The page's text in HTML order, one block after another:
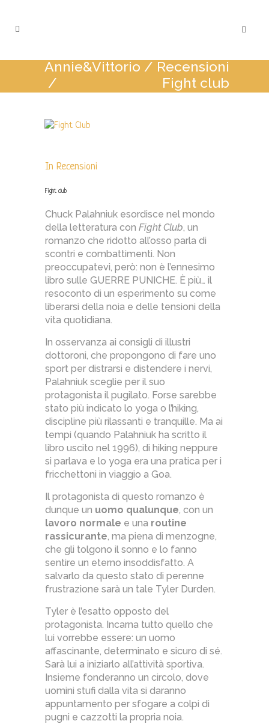
Annie&Vittorio / Recensioni
/
Fight club
In Recensioni
Fight club
Chuck Palahniuk esordisce nel mondo
della letteratura con Fight Club, un
romanzo che ridotto all’osso parla di
scontri e combattimenti. Non
preoccupatevi, però: non è l’ennesimo
libro sulle GUERRE PUNICHE. È più… il
resoconto di un esperimento su come
liberarsi della noia e delle tensioni della
vita quotidiana.
In osservanza ai consigli di illustri
dottoroni, che propongono di fare uno
sport per distrarsi e distendere i nervi,
Palahniuk sceglie per il suo
protagonista il pugilato. Forse sarebbe
stato più indicato lo yoga o l’hiking,
discipline più rilassanti e tranquille. Ma ai
tempi (quando Palahniuk ha scritto il
libro uscito nel 1996), di hiking neppure
si parlava e lo yoga era una pratica per i
fricchettoni in viaggio a Goa.
Il protagonista di questo romanzo è
dunque un uomo qualunque, con un
lavoro normale e una routine
rassicurante, ma piena di menzogne,
che gli tolgono il sonno e lo fanno
sentire un eterno insoddisfatto. A
salvarlo da questo stato di perenne
frustrazione sarà un tale Tyler Durden.
Tyler è l’esatto opposto del
protagonista. Incarna tutto quello che
lui vorrebbe essere: un uomo
affascinante, determinato e sicuro di sé.
Sarà lui a iniziarlo all’attività sportiva.
Insieme fonderanno un circolo, dove
uomini stufi dalla vita si daranno
appuntamento per sfogare a colpi di
pugni e cazzotti la propria noia.